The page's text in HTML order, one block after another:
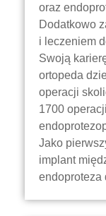
oraz
Dodatkowo
i leczeniem
Swoją
ortopeda
operacji
1700
Jako
implant
endoproteza